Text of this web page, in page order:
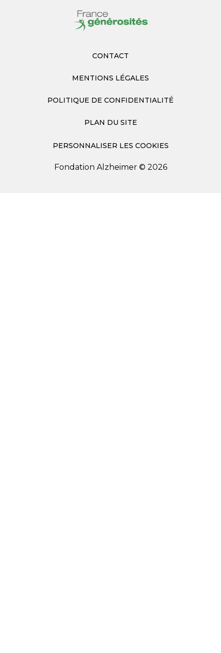
CONTACT
MENTIONS LÉGALES
POLITIQUE DE CONFIDENTIALITÉ
PLAN DU SITE
PERSONNALISER LES COOKIES
Fondation Alzheimer © 2026